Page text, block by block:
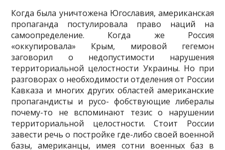
Когда была уничтожена Югославия, американская
пропаганда постулировала право наций на
самоопределение. Когда же Россия
«оккупировала» Крым, мировой гегемон
заговорил о недо­пустимости нарушения
территориальной целостности Украины. Но при
разговорах о необходимо­сти отделения от России
Кавказа и многих других областей американские
пропагандисты и русо- фобствующие либералы
почему-то не вспоминают тезис о нарушении
территориальной целостно­сти. Стоит России
завести речь о постройке где-либо своей военной
базы, американцы, имея сотни военных баз в